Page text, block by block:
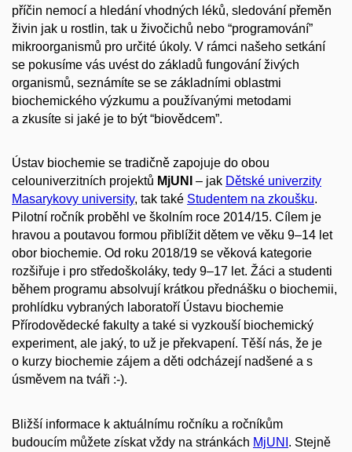
příčin nemocí a hledání vhodných léků, sledování přeměn
živin jak u rostlin, tak u živočichů nebo “programování”
mikroorganismů pro určité úkoly. V rámci našeho setkání
se pokusíme vás uvést do základů fungování živých
organismů, seznámíte se se základními oblastmi
biochemického výzkumu a používanými metodami
a zkusíte si jaké je to být “biovědcem”.
Ústav biochemie se tradičně zapojuje do obou
celouniverzitních projektů MjUNI – jak Dětské univerzity
Masarykovy university, tak také Studentem na zkoušku.
Pilotní ročník proběhl ve školním roce 2014/15. Cílem je
hravou a poutavou formou přiblížit dětem ve věku 9–14 let
obor biochemie. Od roku 2018/19 se věková kategorie
rozšiřuje i pro středoškoláky, tedy 9–17 let. Žáci a studenti
během programu absolvují krátkou přednášku o biochemii,
prohlídku vybraných laboratoří Ústavu biochemie
Přírodovědecké fakulty a také si vyzkouší biochemický
experiment, ale jaký, to už je překvapení. Těší nás, že je
o kurzy biochemie zájem a děti odcházejí nadšené a s
úsměvem na tváři :-).
Bližší informace k aktuálnímu ročníku a ročníkům
budoucím můžete získat vždy na stránkách MjUNI . Stejně